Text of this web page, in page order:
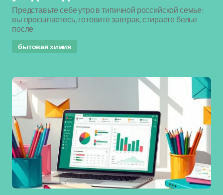
Представьте себе утро в типичной российской семье:
вы просыпаетесь, готовите завтрак, стираете белье
после
бытовая химия